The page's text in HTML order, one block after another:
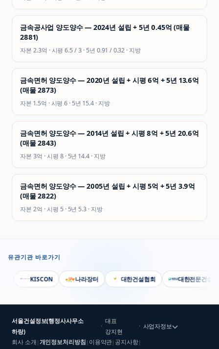
금속공사업 양도양수 — 2024년 설립 + 5년 0.45억 (매물
2881)
자본 2.3억 · 시평6.5 / 3 · 5년 0.91 / 0.32 · 지방
금속면허 양도양수 — 2020년 설립 + 시평 6억 + 5년 13.6억
(매물 2873)
자본 1.5억 · 시평6 · 5년15.4· 지방
금속면허 양도양수 — 2014년 설립 + 시평 8억 + 5년 20.6억
(매물 2843)
자본 3억 · 시평 8· 5년14.4 · 지방
금속면허 양도양수 — 2005년 설립 + 시평 5억 + 5년 3.9억
(매물 2822)
자본 2억 · 시평 5· 5년 5.3 · 지방
유관기관 바로가기
KISCON 나라장터 대한건설협회 대한전문건설협회
서울건설정보(행정사사무소
하랑)
·
대표
강지현
· 사업자정보
회사 소개 | 개인정보처리방침 | 이용약관| 공지사항|